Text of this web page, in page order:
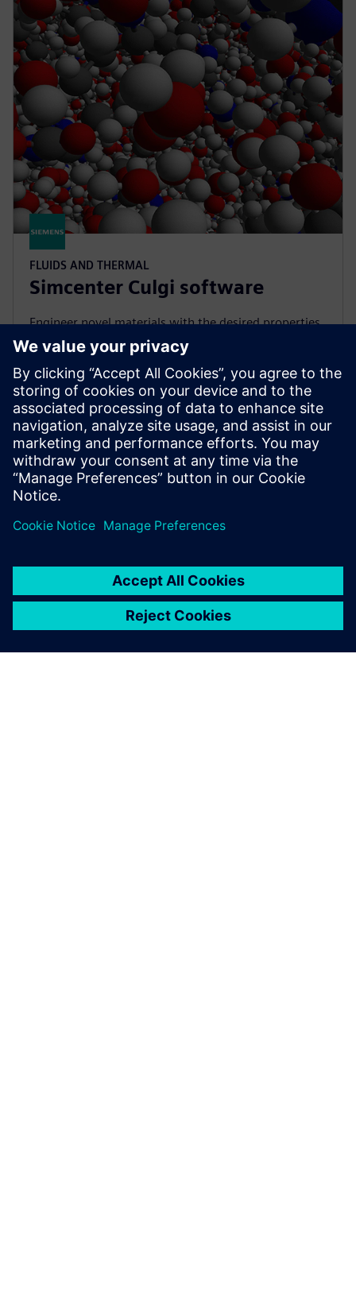
FLUIDS AND THERMAL
Simcenter Culgi software
Engineer novel materials with the desired properties
along the complete lifecycle using multiscale
computational chemistry simulations.